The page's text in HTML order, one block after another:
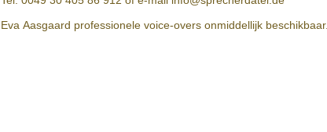
Eva Aasgaard professionele voice-overs onmiddellijk beschikbaar.